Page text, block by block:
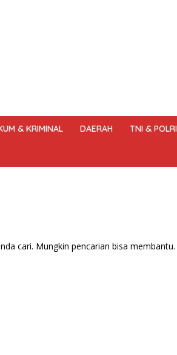
& KRIMINAL DAERAH TNI & POLRI
cari. Mungkin pencarian bisa membantu.